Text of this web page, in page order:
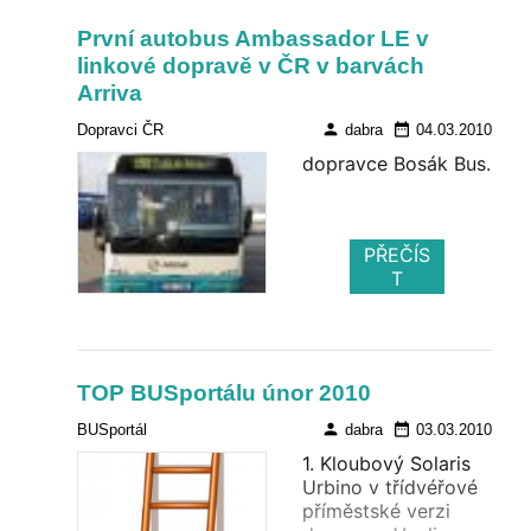
Duty Vehicle Market
Development Quarterly,
January–June 2026
První autobus Ambassador LE v
linkové dopravě v ČR v barvách
Arriva
Dopravci ČR person dabra date_range 04.03.2010
dopravce Bosák Bus.
PŘEČÍS
T
TOP BUSportálu únor 2010
BUSportál person dabra date_range 03.03.2010
1. Kloubový Solaris
Urbino v třídvéřové
příměstské verzi